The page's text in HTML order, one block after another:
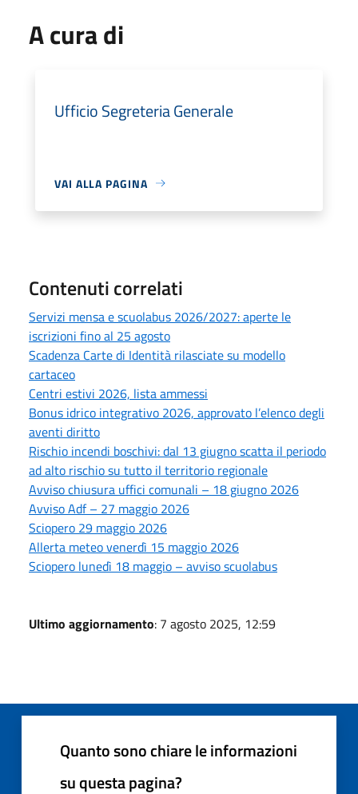
A cura di
Ufficio Segreteria Generale
VAI ALLA PAGINA
Contenuti correlati
Servizi mensa e scuolabus 2026/2027: aperte le
iscrizioni fino al 25 agosto
Scadenza Carte di Identità rilasciate su modello
cartaceo
Centri estivi 2026, lista ammessi
Bonus idrico integrativo 2026, approvato l’elenco degli
aventi diritto
Rischio incendi boschivi: dal 13 giugno scatta il periodo
ad alto rischio su tutto il territorio regionale
Avviso chiusura uffici comunali – 18 giugno 2026
Avviso Adf – 27 maggio 2026
Sciopero 29 maggio 2026
Allerta meteo venerdì 15 maggio 2026
Sciopero lunedì 18 maggio – avviso scuolabus
Ultimo aggiornamento: 7 agosto 2025, 12:59
Quanto sono chiare le informazioni
su questa pagina?